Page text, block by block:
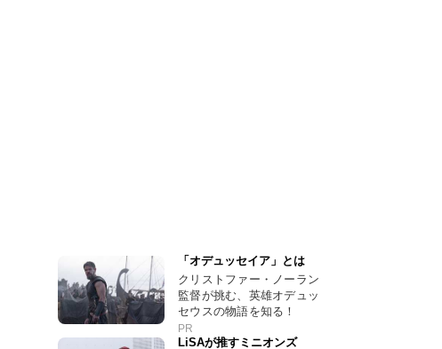
「オデュッセイア」とは
クリストファー・ノーラン
監督が挑む、英雄オデュッ
セウスの物語を知る！
PR
LiSAが推すミニオンズ